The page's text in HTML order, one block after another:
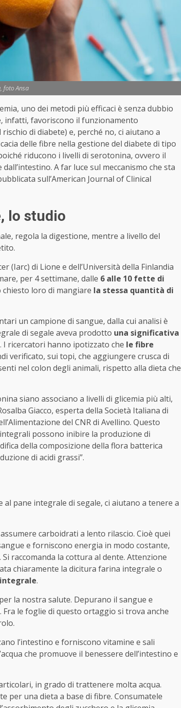
foto Ansa
uno dei metodi più efficaci è senza dubbio
infatti, favoriscono il funzionamento
di diabete) e, perché no, ci aiutano a
delle fibre nella gestione del diabete di tipo
riducono i livelli di serotonina, ovvero il
A far luce sul meccanismo che sta
sull’American Journal of Clinical
lo studio
regola la digestione, mentre a livello del
(Iarc) di Lione e dell’Università della Finlandia
per 4 settimane, dalle 6 alle 10 fette di
chiesto loro di mangiare la stessa quantità di
un campione di sangue, dalla cui analisi è
di segale aveva prodotto una significativa
. I ricercatori hanno ipotizzato che le fibre
verificato, sui topi, che aggiungere crusca di
nel colon degli animali, rispetto alla dieta che
siano associano a livelli di glicemia più alti,
Giacco, esperta della Società Italiana di
del CNR di Avellino. Questo
possono inibire la produzione di
della composizione della flora batterica
di acidi grassi”.
pane integrale di segale, ci aiutano a tenere a
carboidrati a lento rilascio. Cioè quei
e forniscono energia in modo costante,
raccomanda la cottura al dente. Attenzione
chiaramente la dicitura farina integrale o
.
la nostra salute. Depurano il sangue e
le foglie di questo ortaggio si trova anche
l’intestino e forniscono vitamine e sali
che promuove il benessere dell’intestino e
in grado di trattenere molta acqua.
per una dieta a base di fibre. Consumatele